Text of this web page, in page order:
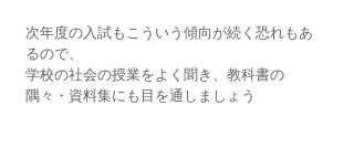
次年度の入試もこういう傾向が続く恐れもあ
るので、
学校の社会の授業をよく聞き、教科書の
隅々・資料集にも目を通しましょう